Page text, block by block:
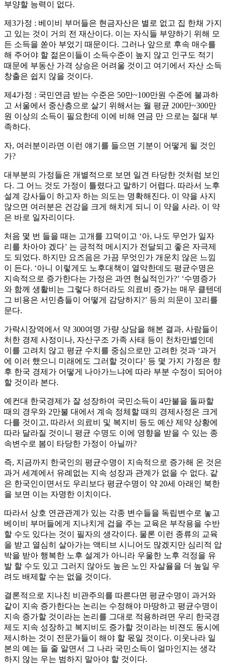
부양할 능력이 없다.
제3가정 : 베이비 부머들은 현금자산은 별로 없고 집 한채 가지
고 있는 것이 거의 전 재산이다. 이는 자식들 부양하기 위해 모
든 소득을 쏟아 부었기 때문이다. 그러나 앞으로 후속 매수를
해 주어야 할 젊은이들이 소득수준이 높지 않고 인구도 적기
때문에 부동산 가격 상승은 어려울 것이고 여기에서 자산 소득
창출은 쉽지 않을 것이다.
제4가정 : 국민연금 받는 수준은 50만~100만원 수준에 불과하
고 서울에서 중산층으로 살기 위해서는 월 평균 200만~300만
원 이상의 소득이 필요한데 이에 비해 연금 만 으로는 절대 부
족하다.
자, 여러분이라면 이런 얘기를 들으면 기분이 어떻게 될 것인
가?
대부분의 가정들은 개별적으로 보면 일견 타당한 것처럼 보인
다. 그 어느 것도 가정이 틀렸다고 말하기 어렵다. 따라서 노후
설계 강사들이 하고자 하는 의도는 명확해진다. 이 약을 사지
않으면 여러분은 건강을 크게 해치게 되니 이 약을 사라. 이 약
은 바로 일자리이다.
처음 몇 번 들을 때는 고개를 끄덕이고 ‘아, 나도 무언가 일자
리를 차아야 겠다’ 는 긍적적 메시지가 전달되고 좋은 자극제
도 되었다. 하지만 요즈음은 가끔 무엇인가 개운치 않은 느낌
이 든다. ‘아니 이렇게도 노후대책이 열악한데도 평균수명은
지속적으로 증가한다는 가정은 과연 현실적인가?’ ‘수명증가
와 함께 생활비는 그렇다 하더라도 의료비 증가는 매우 클텐데
그 비용은 서민층들이 어떻게 감당하지?’ 등의 의문이 꼬리를
문다.
가락시장역에서 약 300여명 가량 상담을 해본 결과, 사람들이
처한 경제 사정이나, 자산구조 가족 사태 등이 천차만별인데
이를 고려치 않고 평균 수치를 중심으로만 고려한 것과 ‘과거
에 이러 했으니 미래에도 그러할 것이다’ 등 몇 가지 가정은 향
후 한국 경제가 어떻게 나아가느냐에 따라 부분 수정이 되어야
할 것이라 본다.
예컨대 한국경제가 잘 성장하여 국민소득이 4만불을 돌파할
때의 경우와 2만불 대에서 계속 정체할 때의 경제사정은 크게
다를 것이고, 따라서 의료비 및 복지비 등도 예산 제약 상황에
따라 달라질 것이니 평균 수명도 이에 영향을 받을 수 있는 종
속변수로 봄이 타당한 가정이 아닐까?
즉, 지금까지 한국인의 평균수명이 지속적으로 증가해 온 것은
과거 세계에서 유례없는 지속 성장과 관계가 없을 수 없다. 같
은 한국인이면서도 우리보다 평균수명이 약 20세 아래인 북한
을 보면 이는 자명한 이치이다.
따라서 상호 연관관계가 있는 각종 변수들을 독립변수로 놓고
베이비 부머들에게 지나치게 겁을 주는 교육은 부작용을 수반
할 수도 있다는 것이 필자의 생각이다. 물론 이런 종류의 교육
을 받고 열심히 살아가는 액티브 시니어도 많겠지만 심리적 압
박을 받아 행복한 노후 설계가 아니라 우울한 노후 걱정을 유
발 할 수도 있고 그러지 않아도 높은 노인 자살율을 더 높일 우
려도 배제할 수는 없을 것이다.
결론적으로 지나친 비관주의를 따른다면 평균수명이 과거와
같이 지속 증가한다는 논리는 수정해야 마땅하고 평균수명이
지속 증가할 것이라는 논리를 그대로 적용하려면 우리 한국경
제도 지속 성장하고 복지비도 증가할 것이라는 비젼도 동시에
제시하는 것이 전문가들이 해야 할 몫일 것이다. 이웃나라 일
본의 예는 들 줄 알면서 그 나라 국민소득이 얼마인지는 생각
하지 않는 우는 범하지 말아야 할 것이다.